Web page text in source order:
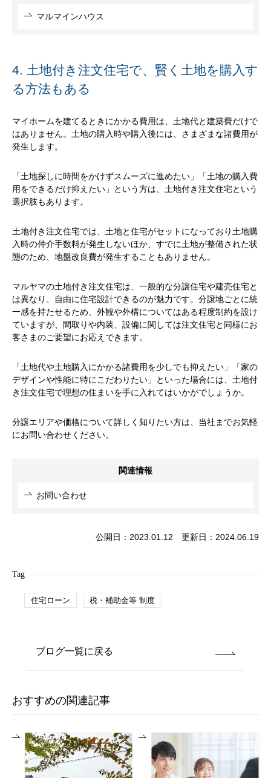
マルマインハウス
4. 土地付き注文住宅で、賢く土地を購入す
る方法もある
マイホームを建てるときにかかる費用は、土地代と建築費だけで
はありません。土地の購入時や購入後には、さまざまな諸費用が
発生します。
「土地探しに時間をかけずスムーズに進めたい」「土地の購入費
用をできるだけ抑えたい」という方は、土地付き注文住宅という
選択肢もあります。
土地付き注文住宅では、土地と住宅がセットになっており土地購
入時の仲介手数料が発生しないほか、すでに土地が整備された状
態のため、地盤改良費が発生することもありません。
マルヤマの土地付き注文住宅は、一般的な分譲住宅や建売住宅と
は異なり、自由に住宅設計できるのが魅力です。分譲地ごとに統
一感を持たせるため、外観や外構についてはある程度制約を設け
ていますが、間取りや内装、設備に関しては注文住宅と同様にお
客さまのご要望にお応えできます。
「土地代や土地購入にかかる諸費用を少しでも抑えたい」「家の
デザインや性能に特にこだわりたい」といった場合には、土地付
き注文住宅で理想の住まいを手に入れてはいかがでしょうか。
分譲エリアや価格について詳しく知りたい方は、当社までお気軽
にお問い合わせください。
関連情報
お問い合わせ
公開日：2023.01.12 更新日：2024.06.19
Tag
住宅ローン 税・補助金等 制度
ブログ一覧に戻る
おすすめの関連記事